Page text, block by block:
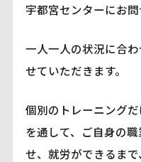
宇都宮センターにお問
一人一人の状況に合
せていただきます。
個別のトレーニング
を通して、ご自身の
せ、就労ができるま